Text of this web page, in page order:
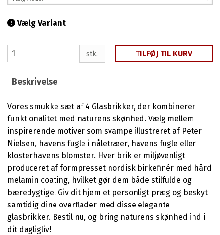
Vælg Variant
stk. TILFØJ TIL KURV
Beskrivelse
Vores smukke sæt af 4 Glasbrikker, der kombinerer
funktionalitet med naturens skønhed. Vælg mellem
inspirerende motiver som svampe illustreret af Peter
Nielsen, havens fugle i nåletræer, havens fugle eller
klosterhavens blomster. Hver brik er miljøvenligt
produceret af formpresset nordisk birkefinér med hård
melamin coating, hvilket gør dem både stilfulde og
bæredygtige. Giv dit hjem et personligt præg og beskyt
samtidig dine overflader med disse elegante
glasbrikker. Bestil nu, og bring naturens skønhed ind i
dit dagligliv!